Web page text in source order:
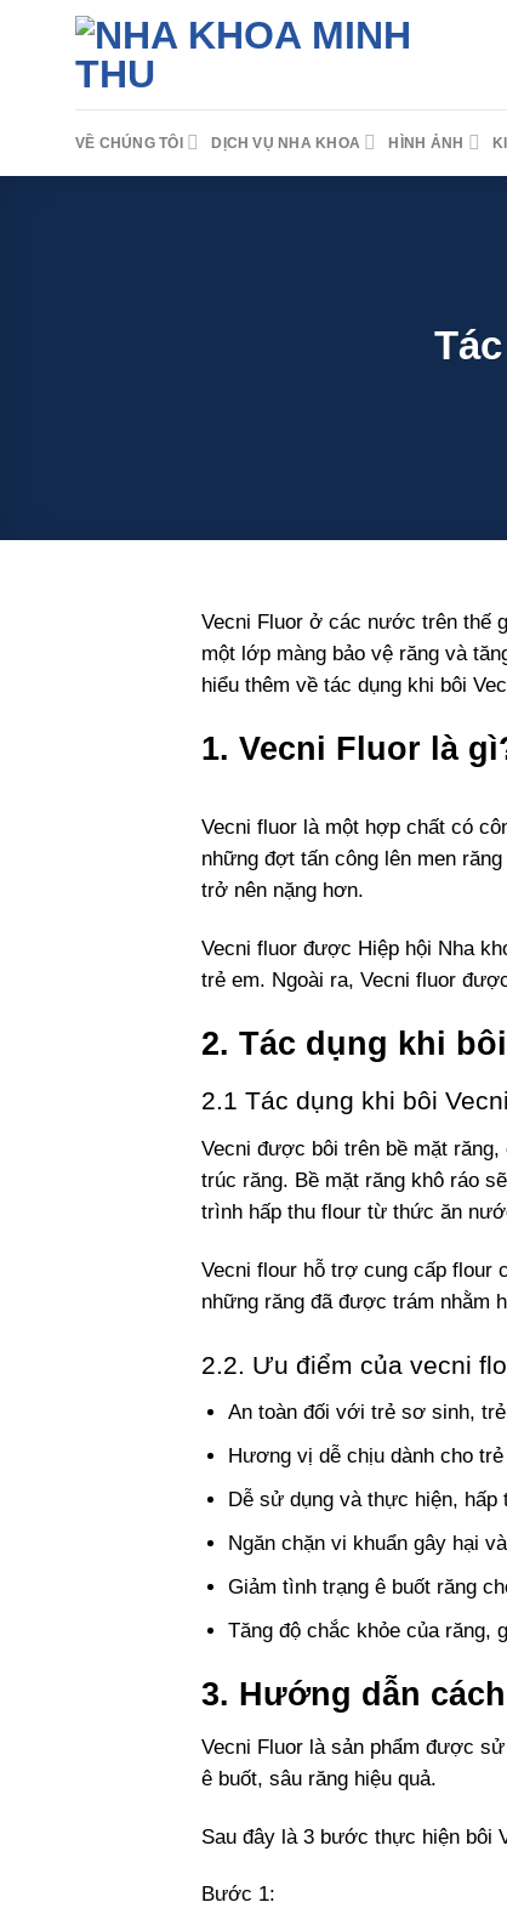
VỀ CHÚNG TÔI DỊCH VỤ NHA KHOA HÌNH ẢNH
Vecni Fluor ở các nước trên thế
một lớp màng bảo vệ răng và
hiểu thêm về tác dụng khi bôi
1. Vecni Fluor là
Vecni fluor là một hợp chất có
những đợt tấn công lên men
trở nên nặng hơn.
Vecni fluor được Hiệp hội Nha
trẻ em. Ngoài ra, Vecni fluor
2. Tác dụng khi
2.1 Tác dụng khi bôi
Vecni được bôi trên bề mặt
trúc răng. Bề mặt răng khô ráo
trình hấp thu flour từ thức ăn
Vecni flour hỗ trợ cung cấp flour
những răng đã được trám nhằm
2.2. Ưu điểm của vecni
An toàn đối với trẻ sơ sinh,
Hương vị dễ chịu dành cho
Dễ sử dụng và thực hiện, hấp
Ngăn chặn vi khuẩn gây hại
Giảm tình trạng ê buốt răng
Tăng độ chắc khỏe của răng,
3. Hướng dẫn
Vecni Fluor là sản phẩm được
ê buốt, sâu răng hiệu quả.
Sau đây là 3 bước thực hiện bôi
Bước 1: